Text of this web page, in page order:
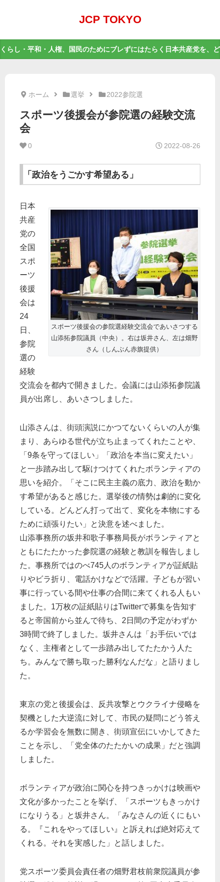
JCP TOKYO
くらし・平和・人権、国民のためにブレずにはたらく日本共産党を、
ホーム 選挙 2022参院選
スポーツ後援会が参院選の経験交流
会
0 2022-08-26
「政治をうごかす希望ある」
スポーツ後援会の参院選経験交流会であいさつする
山添拓参院議員（中央）。右は坂井さん、左は畑野
さん（しんぶん赤旗提供）
日本
共産
党の
全国
スポ
ーツ
後援
会は
24
日、
参院
選の
経験
交流会を都内で開きました。会議には山添拓参院議
員が出席し、あいさつしました。
山添さんは、街頭演説にかつてないくらいの人が集
まり、あらゆる世代が立ち止まってくれたことや、
「9条を守ってほしい」「政治を本当に変えたい」
と一歩踏み出して駆けつけてくれたボランティアの
思いを紹介。「そこに民主主義の底力、政治を動か
す希望があると感じた。選挙後の情勢は劇的に変化
している。どんどん打って出て、変化を本物にする
ために頑張りたい」と決意を述べました。
山添事務所の坂井和歌子事務局長がボランティアと
ともにたたかった参院選の経験と教訓を報告しまし
た。事務所ではのべ745人のボランティアが証紙貼
りやビラ折り、電話かけなどで活躍。子どもが習い
事に行っている間や仕事の合間に来てくれる人もい
ました。1万枚の証紙貼りはTwitterで募集を告知す
ると帝国前から並んで待ち、2日間の予定がわずか
3時間で終了しました。坂井さんは「お手伝いでは
なく、主権者として一歩踏み出してたたかう人た
ち。みんなで勝ち取った勝利なんだな」と語りまし
た。
東京の党と後援会は、反共攻撃とウクライナ侵略を
契機とした大逆流に対して、市民の疑問にどう答え
るか学習会を無数に開き、街頭宣伝にいかしてきた
ことを示し、「党全体のたたかいの成果」だと強調
しました。
ボランティアが政治に関心を持つきっかけは映画や
文化が多かったことを挙げ、「スポーツもきっかけ
になりうる」と坂井さん。「みなさんの近くにもい
る。『これをやってほしい』と訴えれば絶対応えて
くれる。それを実感した」と話しました。
党スポーツ委員会責任者の畑野君枝前衆院議員が参